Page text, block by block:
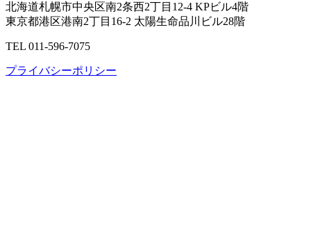
北海道札幌市中央区南2条西2丁目12-4 KPビル4階
東京都港区港南2丁目16-2 太陽生命品川ビル28階
TEL 011-596-7075
プライバシーポリシー